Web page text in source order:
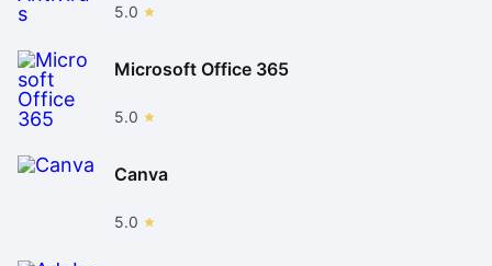
5.0
Microsoft Office 365
5.0
Canva
5.0